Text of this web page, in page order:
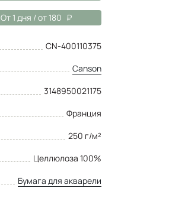
От 1 дня / от 180
CN-400110375
Canson
3148950021175
Франция
250 г/м²
Целлюлоза 100%
Бумага для акварели